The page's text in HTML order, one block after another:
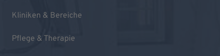
Kliniken & Bereiche
Pflege & Therapie